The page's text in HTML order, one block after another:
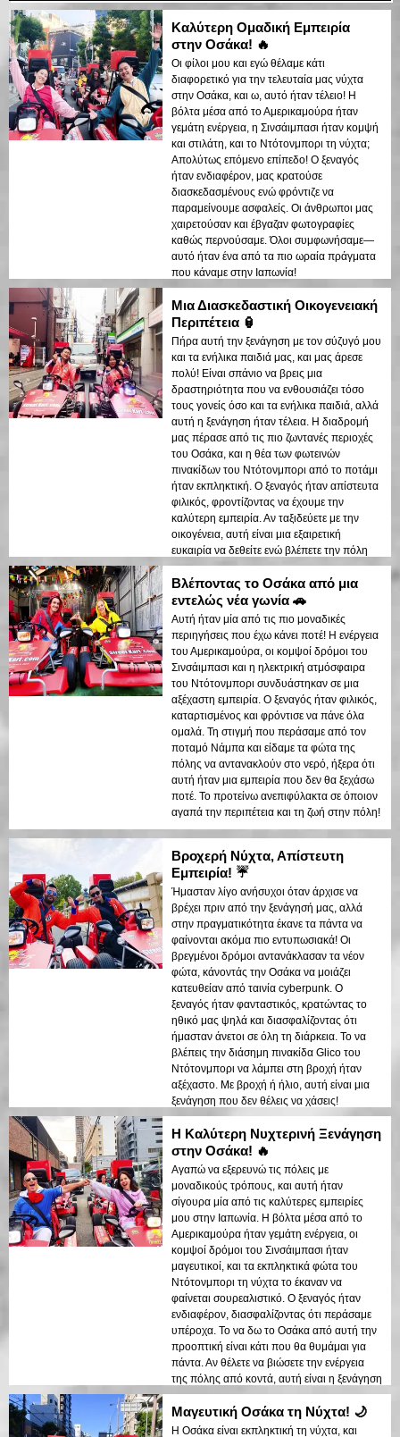
Καλύτερη Ομαδική Εμπειρία
στην Οσάκα! 🔥
Οι φίλοι μου και εγώ θέλαμε κάτι
διαφορετικό για την τελευταία μας νύχτα
στην Οσάκα, και ω, αυτό ήταν τέλειο! Η
βόλτα μέσα από το Αμερικαμούρα ήταν
γεμάτη ενέργεια, η Σινσάιμπασι ήταν κομψή
και στιλάτη, και το Ντότονμπορι τη νύχτα;
Απολύτως επόμενο επίπεδο! Ο ξεναγός
ήταν ενδιαφέρον, μας κρατούσε
διασκεδασμένους ενώ φρόντιζε να
παραμείνουμε ασφαλείς. Οι άνθρωποι μας
χαιρετούσαν και έβγαζαν φωτογραφίες
καθώς περνούσαμε. Όλοι συμφωνήσαμε—
αυτό ήταν ένα από τα πιο ωραία πράγματα
που κάναμε στην Ιαπωνία!
Μια Διασκεδαστική Οικογενειακή
Περιπέτεια 🏮
Πήρα αυτή την ξενάγηση με τον σύζυγό μου
και τα ενήλικα παιδιά μας, και μας άρεσε
πολύ! Είναι σπάνιο να βρεις μια
δραστηριότητα που να ενθουσιάζει τόσο
τους γονείς όσο και τα ενήλικα παιδιά, αλλά
αυτή η ξενάγηση ήταν τέλεια. Η διαδρομή
μας πέρασε από τις πιο ζωντανές περιοχές
του Οσάκα, και η θέα των φωτεινών
πινακίδων του Ντότονμπορι από το ποτάμι
ήταν εκπληκτική. Ο ξεναγός ήταν απίστευτα
φιλικός, φροντίζοντας να έχουμε την
καλύτερη εμπειρία. Αν ταξιδεύετε με την
οικογένεια, αυτή είναι μια εξαιρετική
ευκαιρία να δεθείτε ενώ βλέπετε την πόλη
από μια νέα προοπτική!
Βλέποντας το Οσάκα από μια
εντελώς νέα γωνία 🚗
Αυτή ήταν μία από τις πιο μοναδικές
περιηγήσεις που έχω κάνει ποτέ! Η ενέργεια
του Αμερικαμούρα, οι κομψοί δρόμοι του
Σινσάιμπασι και η ηλεκτρική ατμόσφαιρα
του Ντότονμπορι συνδυάστηκαν σε μια
αξέχαστη εμπειρία. Ο ξεναγός ήταν φιλικός,
καταρτισμένος και φρόντισε να πάνε όλα
ομαλά. Τη στιγμή που περάσαμε από τον
ποταμό Νάμπα και είδαμε τα φώτα της
πόλης να αντανακλούν στο νερό, ήξερα ότι
αυτή ήταν μια εμπειρία που δεν θα ξεχάσω
ποτέ. Το προτείνω ανεπιφύλακτα σε όποιον
αγαπά την περιπέτεια και τη ζωή στην πόλη!
Βροχερή Νύχτα, Απίστευτη
Εμπειρία! ☔
Ήμασταν λίγο ανήσυχοι όταν άρχισε να
βρέχει πριν από την ξενάγησή μας, αλλά
στην πραγματικότητα έκανε τα πάντα να
φαίνονται ακόμα πιο εντυπωσιακά! Οι
βρεγμένοι δρόμοι αντανάκλασαν τα νέον
φώτα, κάνοντάς την Οσάκα να μοιάζει
κατευθείαν από ταινία cyberpunk. Ο
ξεναγός ήταν φανταστικός, κρατώντας το
ηθικό μας ψηλά και διασφαλίζοντας ότι
ήμασταν άνετοι σε όλη τη διάρκεια. Το να
βλέπεις την διάσημη πινακίδα Glico του
Ντότονμπορι να λάμπει στη βροχή ήταν
αξέχαστο. Με βροχή ή ήλιο, αυτή είναι μια
ξενάγηση που δεν θέλεις να χάσεις!
Η Καλύτερη Νυχτερινή Ξενάγηση
στην Οσάκα! 🔥
Αγαπώ να εξερευνώ τις πόλεις με
μοναδικούς τρόπους, και αυτή ήταν
σίγουρα μία από τις καλύτερες εμπειρίες
μου στην Ιαπωνία. Η βόλτα μέσα από το
Αμερικαμούρα ήταν γεμάτη ενέργεια, οι
κομψοί δρόμοι του Σινσάιμπασι ήταν
μαγευτικοί, και τα εκπληκτικά φώτα του
Ντότονμπορι τη νύχτα το έκαναν να
φαίνεται σουρεαλιστικό. Ο ξεναγός ήταν
ενδιαφέρον, διασφαλίζοντας ότι περάσαμε
υπέροχα. Το να δω το Οσάκα από αυτή την
προοπτική είναι κάτι που θα θυμάμαι για
πάντα. Αν θέλετε να βιώσετε την ενέργεια
της πόλης από κοντά, αυτή είναι η ξενάγηση
που πρέπει να κλείσετε!
Μαγευτική Οσάκα τη Νύχτα! 🌙
Η Οσάκα είναι εκπληκτική τη νύχτα, και